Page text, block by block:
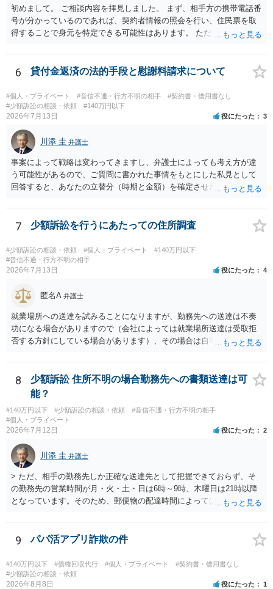
合わせにならずに済むかもしれませんし、そのチケットが入手困難で
あったり特別席であったりすれば、判断は変わってくるかもしれませ
ん。当該チケットがチケット転売防止法に規定する特定興行入場券に
外に選択肢がない場合もあるでしょう。 このように、本件の紛争は、
法的には「当事者の合理的意思」がどこにあるのかを追求した解決が
必要になると思われます。なかなか難しい問題なので、弁護士によっ
ても回答は異なるかもしれません。
初めまして。 ご相談内容を拝見しました。 まず、相手方の携帯電話番
号が分かっているのであれば、契約者情報の照会を行い、住民票を取
得することで身元を特定できる可能性はあります。 ただ、他人名義の
ろです。 LINEについても、詐欺の事案であれば照会できる可能性はあ
りますが、携帯電話の番号を経由する方法より難しくなります。 身元
を特定した後は、返金の理屈があるかどうかを確認していきます。 基
本的に贈与に該当する場合には返金請求ができません。 詐欺を含め、
当方に返金の理屈があるかどうかを確認していきます。 さらに、渡し
た金額について、裏付けがあるかどうかも精査します。 上記を経て、
身元の特定、返金の理屈があると判断できるのであれば、まずは交渉
からスタートすることになるでしょう。 ご理解のとおり、詐欺である
ことの立証は簡単ではありません。 刑事事件化が出来るのであれば、
返金交渉で有利になる可能性がありますが、民事上の詐欺の立証以上
に難しいところがあります。 こちらについては、一度、最寄りの警察
署に被害相談をするようにしてください。 具体的な見通しに関して
6 貸付金返済の法的手段と慰謝料請求について
#個人・プライベート #音信不通・行方不明の相手
#契約書・借用書なし
#少額訴訟の相談・依頼
#140万円以下
2026年7月13日 役にたった 3
川添 圭 弁護士
事案によって戦略は変わってきますし、弁護士によっても考え方が違
う可能性があるので、ご質問に書かれた事情をもとにした私見として
回答すると、あなたの立替分（時期と金額）を確定させた上で、淡々
と、もし異議申立てがなされる可能性が高そうであれば時間の浪費
（通常訴訟へ移行する日数分空転する）になりますし、支払督促及び
その異議後の通常訴訟は相手方の住所地が管轄裁判所になるため（特
に相手方が遠方である場合は）対応が面倒な場合があるからです。相
手方の主張については、和解で減額を考慮すればよいと思います。 な
お、残念ながら、「連絡も返ってこず、返済の目処も立たずで精神的
せん。
7 少額訴訟を行うにあたっての住所調査
#少額訴訟の相談・依頼 #個人・プライベート
#140万円以下
#音信不通・行方不明の相手
2026年7月13日 役にたった 4
匿名A 弁護士
就業場所への送達を試みることになりますが、勤務先への送達は不奏
功になる場合がありますので（会社によっては就業場所送達は受取拒
否する方針にしている場合があります）、その場合は自宅の住所調査
8
少額訴訟 住所不明の場合勤務先への書類送達は可
能？
#140万円以下 #少額訴訟の相談・依頼
#音信不通・行方不明の相手
#個人・プライベート
2026年7月12日 役にたった 2
川添 圭 弁護士
> ただ、相手の勤務先しか正確な送達先として把握できておらず、そ
の勤務先の営業時間が月・火・土・日は6時～9時、木曜日は21時以降
となっています。そのため、郵便物の配達時間によっては受け取りが
夜間の送達を上申するのが基本になりますが、感覚的には郵便局を動
かすには早すぎるので執行官送達を申し立てる必要があるかもしれま
せん。裁判所としては（あまりに特殊すぎて）就業場所送達を認めな
い可能性もありますし、執行官送達には費用もかかりますので、まず
は裁判所へ相談した方がよいと思います。
9 パパ活アプリ詐欺の件
#140万円以下 #債権回収代行 #個人・プライベート
#契約書・借用書なし
#少額訴訟の相談・依頼
2026年8月8日 役にたった 1